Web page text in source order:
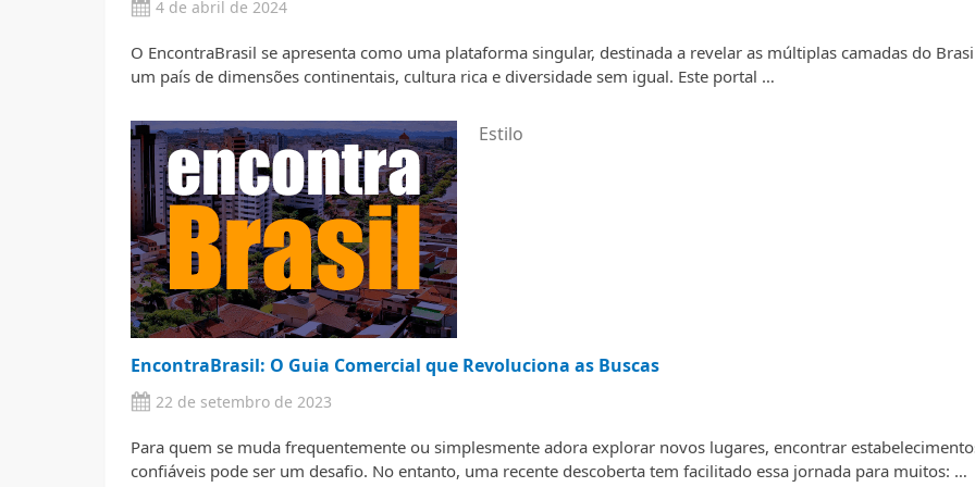
4 de abril de 2024
O EncontraBrasil se apresenta como uma plataforma singular, destinada a revelar as múltiplas camadas do
um país de dimensões continentais, cultura rica e diversidade sem igual. Este portal …
Estilo
EncontraBrasil: O Guia Comercial que Revoluciona as Buscas
22 de setembro de 2023
Para quem se muda frequentemente ou simplesmente adora explorar novos lugares, encontrar
confiáveis pode ser um desafio. No entanto, uma recente descoberta tem facilitado essa jornada para muitos: …